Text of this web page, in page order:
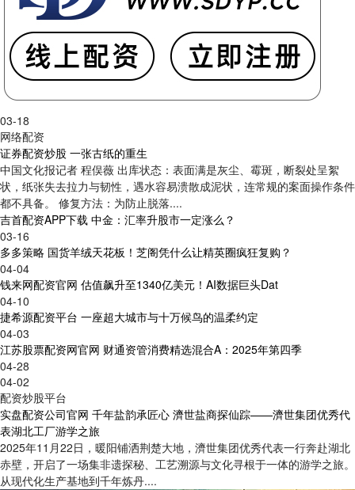
03-18
网络配资
证券配资炒股 一张古纸的重生
中国文化报记者 程俣薇 出库状态：表面满是灰尘、霉斑，断裂处呈絮
状，纸张失去拉力与韧性，遇水容易溃散成泥状，连常规的案面操作条件
都不具备。 修复方法：为防止脱落....
吉首配资APP下载 中金：汇率升股市一定涨么？
03-16
多多策略 国货羊绒天花板！芝阁凭什么让精英圈疯狂复购？
04-04
钱来网配资官网 估值飙升至1340亿美元！AI数据巨头Dat
04-10
捷希源配资平台 一座超大城市与十万候鸟的温柔约定
04-03
江苏股票配资网官网 财通资管消费精选混合A：2025年第四季
04-28
04-02
配资炒股平台
实盘配资公司官网 千年盐韵承匠心 濟世盐商探仙踪——濟世集团优秀代
表湖北工厂游学之旅
2025年11月22日，暖阳铺洒荆楚大地，濟世集团优秀代表一行奔赴湖北
赤壁，开启了一场集非遗探秘、工艺溯源与文化寻根于一体的游学之旅。
从现代化生产基地到千年炼丹....